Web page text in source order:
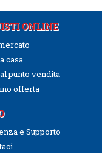
ONLINE
casa
punto vendita
offerta
e Supporto